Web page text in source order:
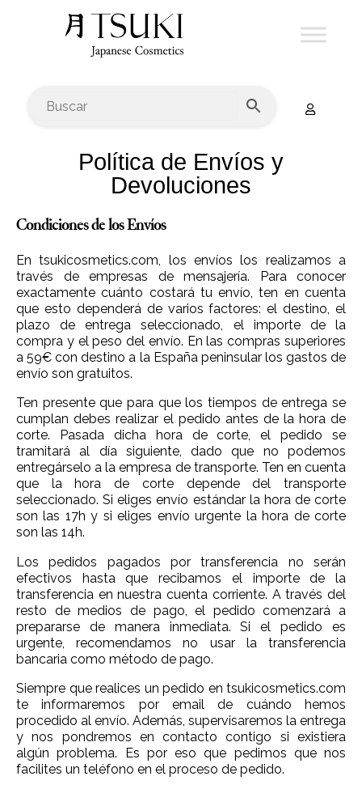
Política de Envíos y
Devoluciones
Condiciones de los Envíos
En tsukicosmetics.com, los envíos los realizamos a
través de empresas de mensajería. Para conocer
exactamente cuánto costará tu envío, ten en cuenta
que esto dependerá de varios factores: el destino, el
plazo de entrega seleccionado, el importe de la
compra y el peso del envío. En las compras superiores
a 59€ con destino a la España peninsular los gastos de
envío son gratuitos.
Ten presente que para que los tiempos de entrega se
cumplan debes realizar el pedido antes de la hora de
corte. Pasada dicha hora de corte, el pedido se
tramitará al día siguiente, dado que no podemos
entregárselo a la empresa de transporte. Ten en cuenta
que la hora de corte depende del transporte
seleccionado. Si eliges envío estándar la hora de corte
son las 17h y si eliges envío urgente la hora de corte
son las 14h.
Los pedidos pagados por transferencia no serán
efectivos hasta que recibamos el importe de la
transferencia en nuestra cuenta corriente. A través del
resto de medios de pago, el pedido comenzará a
prepararse de manera inmediata. Si el pedido es
urgente, recomendamos no usar la transferencia
bancaria como método de pago.
Siempre que realices un pedido en tsukicosmetics.com
te informaremos por email de cuándo hemos
procedido al envío. Además, supervisaremos la entrega
y nos pondremos en contacto contigo si existiera
algún problema. Es por eso que pedimos que nos
facilites un teléfono en el proceso de pedido.